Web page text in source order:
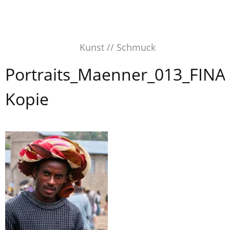
Kunst // Schmuck
Kopie